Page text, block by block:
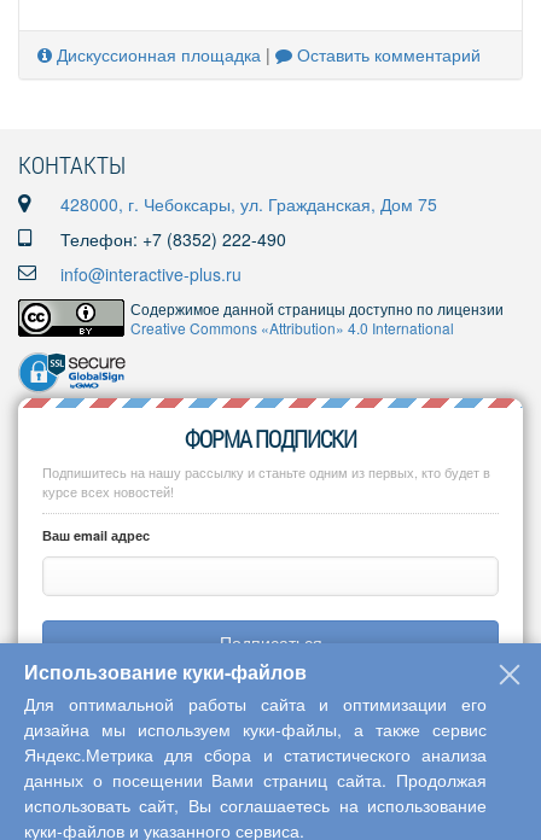
Дискуссионная площадка | Оставить комментарий
КОНТАКТЫ
428000, г. Чебоксары, ул. Гражданская, Дом 75
Телефон: +7 (8352) 222-490
info@interactive-plus.ru
Содержимое данной страницы доступно по лицензии
Creative Commons «Attribution» 4.0 International
ФОРМА ПОДПИСКИ
Подпишитесь на нашу рассылку и станьте одним из первых, кто будет в
курсе всех новостей!
Ваш email адрес
Подписаться
Copyright © 2013-2026 Центр научного сотрудничества «Интерактив
плюс»
Использование куки-файлов
Для оптимальной работы сайта и оптимизации его
дизайна мы используем куки-файлы, а также сервис
Яндекс.Метрика для сбора и статистического анализа
данных о посещении Вами страниц сайта. Продолжая
использовать сайт, Вы соглашаетесь на использование
куки-файлов и указанного сервиса.